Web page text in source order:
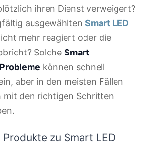
ihren Dienst verweigert?
ausgewählten Smart LED
mehr reagiert oder die
Solche Smart
können schnell
aber in den meisten Fällen
mit den richtigen Schritten
zu Smart LED